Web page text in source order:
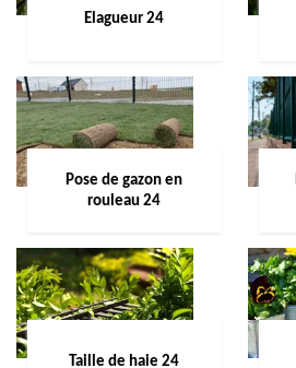
Elagueur 24
Pose de gazon en
rouleau 24
Taille de haie 24